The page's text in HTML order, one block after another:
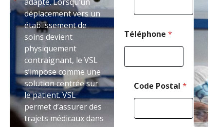
adapté. Lorsqu’un
déplacement vers un
établissement de
soins devient
physiquement
contraignant, le VSL
s’impose comme une
solution centrée sur
le patient. VSL
permet d’assurer des
trajets médicaux dans
é
é
o
n
e
*
Téléphone *
Code Postal *